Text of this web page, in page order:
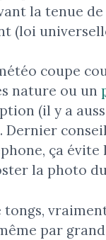
la tenue
(loi
coupe
nature ou un
(il y a
Dernier
ça
la photo
tongs,
par